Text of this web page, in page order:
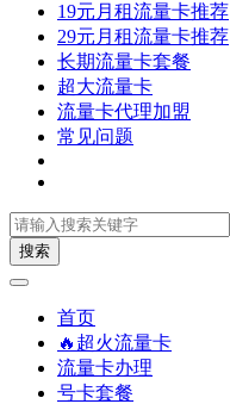
19元月租流量卡推荐
29元月租流量卡推荐
长期流量卡套餐
超大流量卡
流量卡代理加盟
常见问题
搜索
首页
🔥超火流量卡
流量卡办理
号卡套餐